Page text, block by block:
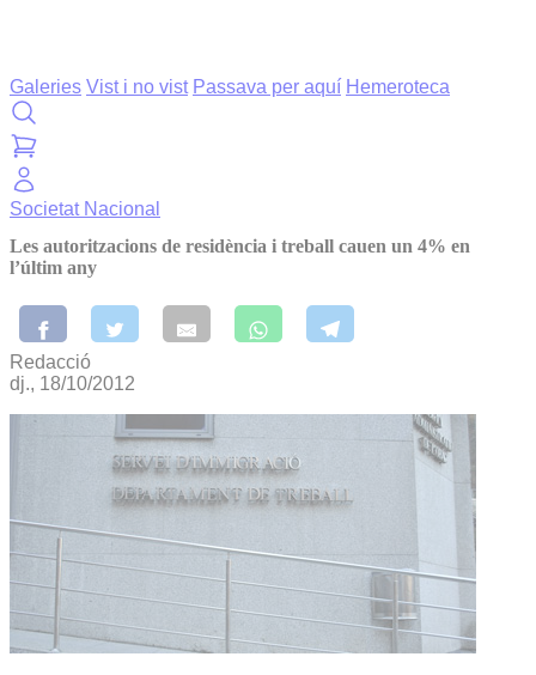
Galeries Vist i no vist Passava per aquí Hemeroteca
Societat Nacional
Les autoritzacions de residència i treball cauen un 4% en
l’últim any
Redacció
dj., 18/10/2012